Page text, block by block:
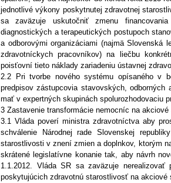
jednotlivé výkony poskytnutej zdravotnej
sa zaväzuje uskutočniť zmenu
diagnostických a terapeutických postupoch
a odborovými organizáciami (najmä Slovenská
zdravotníckych pracovníkov) na liečbu
poisťovní tieto náklady zariadeniu ústavnej
2.2 Pri tvorbe nového systému opísaného v
predpisov zástupcovia stavovských,
mať v expertných skupinách spolurozhodovaciu
3 Zastavenie transformácie nemocníc na akciové
3.1 Vláda poverí ministra zdravotníctva aby
schválenie Národnej rade Slovenskej
starostlivosti v znení zmien a doplnkov, ktorým
skrátené legislatívne konanie tak, aby návrh
1.1.2012. Vláda SR sa zaväzuje nerealizovať
poskytujúcich zdravotnú starostlivosť na